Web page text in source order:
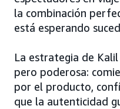
la combinación
está esperando
La estrategia de
pero poderosa:
por el producto,
que la autenticidad